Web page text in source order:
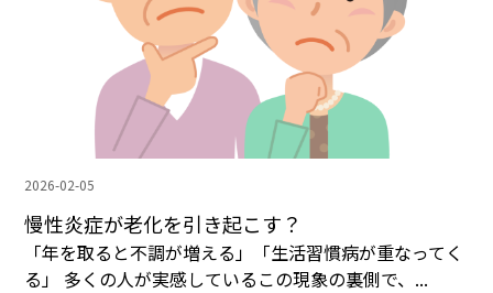
2026-02-05
慢性炎症が老化を引き起こす？
「年を取ると不調が増える」「生活習慣病が重なってく
る」 多くの人が実感しているこの現象の裏側で、...